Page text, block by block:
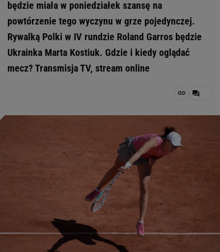
będzie miała w poniedziałek szansę na
powtórzenie tego wyczynu w grze pojedynczej.
Rywalką Polki w IV rundzie Roland Garros będzie
Ukrainka Marta Kostiuk. Gdzie i kiedy oglądać
mecz? Transmisja TV, stream online